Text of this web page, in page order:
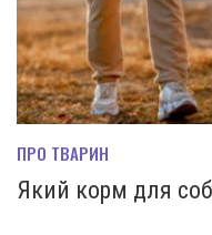
ПРО ТВАРИН
Який корм для